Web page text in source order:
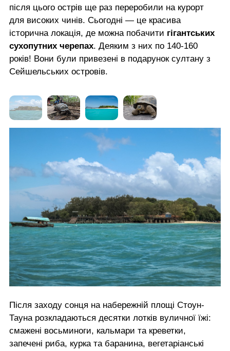
після цього острів ще раз переробили на курорт
для високих чинів. Сьогодні — це красива
історична локація, де можна побачити гігантських
сухопутних черепах. Деяким з них по 140-160
років! Вони були привезені в подарунок султану з
Сейшельських островів.
Після заходу сонця на набережній площі Стоун-
Тауна розкладаються десятки лотків вуличної їжі:
смажені восьминоги, кальмари та креветки,
запечені риба, курка та баранина, вегетаріанські